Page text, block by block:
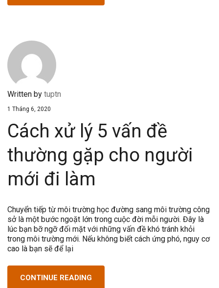
Written by tuptn
1 Tháng 6, 2020
Cách xử lý 5 vấn đề
thường gặp cho người
mới đi làm
Chuyển tiếp từ môi trường học đường sang môi trường công
sở là một bước ngoặt lớn trong cuộc đời mỗi người. Đây là
lúc bạn bỡ ngỡ đối mặt với những vấn đề khó tránh khỏi
trong môi trường mới. Nếu không biết cách ứng phó, nguy cơ
cao là bạn sẽ để lại
CONTINUE READING